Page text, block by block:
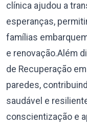
clínica ajudou a
esperanças,
famílias
e renovação.Além
de Recuperação
paredes,
saudável e
conscientização e